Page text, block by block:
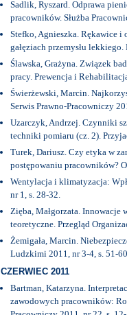
Sadlik, Ryszard. Odprawa
pracowników. Służba
Stefko, Agnieszka. Rękawice i
gałęziach przemysłu
Ślawska, Grażyna. Związek
pracy. Prewencja i
Świerżewski, Marcin.
Serwis Prawno-Pracowniczy
Uzarczyk, Andrzej. Czynniki
techniki pomiaru (cz. 2).
Turek, Dariusz. Czy etyka w
postępowaniu pracowników?
Wentylacja i klimatyzacja:
nr 1, s. 28-32.
Zięba, Małgorzata. Innowacje
teoretyczne. Przegląd
Żemigała, Marcin.
Ludzkimi 2011, nr 3-4, s. 51-
CZERWIEC 2011
Bartman, Katarzyna.
zawodowych pracowników: